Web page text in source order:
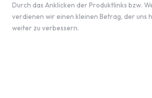
Durch das Anklicken der Produktlinks bzw.
verdienen wir einen kleinen Betrag, der uns
weiter zu verbessern.